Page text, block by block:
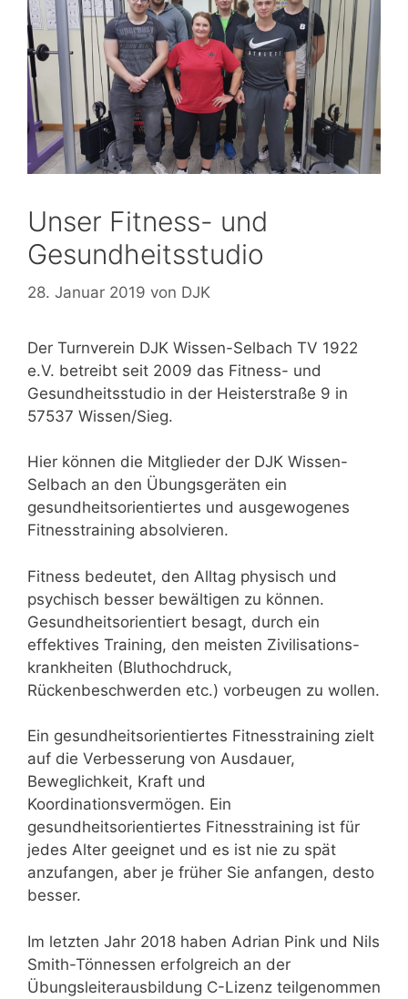
Unser Fitness- und
Gesundheitsstudio
28. Januar 2019 von DJK
Der Turnverein DJK Wissen-Selbach TV 1922
e.V. betreibt seit 2009 das Fitness- und
Gesundheitsstudio in der Heisterstraße 9 in
57537 Wissen/Sieg.
Hier können die Mitglieder der DJK Wissen-
Selbach an den Übungsgeräten ein
gesundheitsorientiertes und ausgewogenes
Fitnesstraining absolvieren.
Fitness bedeutet, den Alltag physisch und
psychisch besser bewältigen zu können.
Gesundheitsorientiert besagt, durch ein
effektives Training, den meisten Zivilisations-
krankheiten (Bluthochdruck,
Rückenbeschwerden etc.) vorbeugen zu wollen.
Ein gesundheitsorientiertes Fitnesstraining zielt
auf die Verbesserung von Ausdauer,
Beweglichkeit, Kraft und
Koordinationsvermögen. Ein
gesundheitsorientiertes Fitnesstraining ist für
jedes Alter geeignet und es ist nie zu spät
anzufangen, aber je früher Sie anfangen, desto
besser.
Im letzten Jahr 2018 haben Adrian Pink und Nils
Smith-Tönnessen erfolgreich an der
Übungsleiterausbildung C-Lizenz teilgenommen